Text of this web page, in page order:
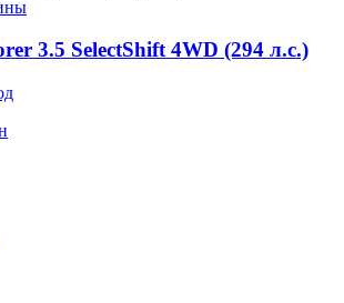
3.5 SelectShift 4WD (294 л.с.)